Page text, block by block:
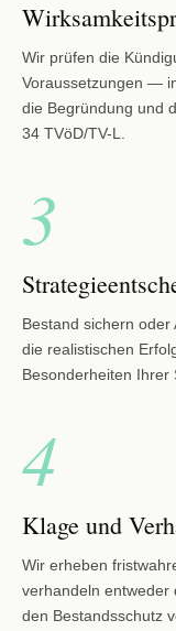
Wir prüfen die
Voraussetzungen —
die Begründung und
34 TVöD/TV-L.
3
Bestand sichern
die realistischen
Besonderheiten Ihrer
4
Klage und
Wir erheben
verhandeln entweder
den Bestandsschutz